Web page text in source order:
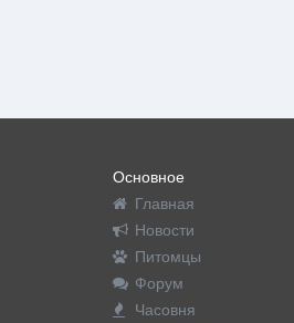
Основное
Главная
Новости
Питомцы
Форум
Часовня